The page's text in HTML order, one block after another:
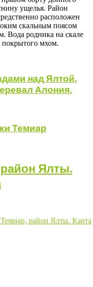
ущелья. Район
расположен
скальным поясом
Вода родника на скале
покрытого мхом.
над Ялтой.
Алония.
Темиар
Ялты.